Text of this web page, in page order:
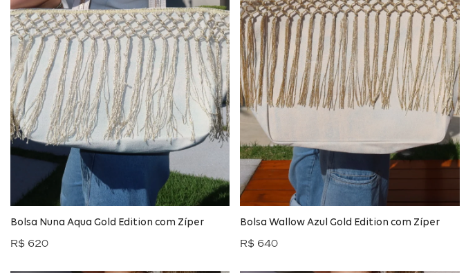
Bolsa Nuna Aqua Gold Edition com Zíper
R$ 620
Bolsa Wallow Azul Gold Edition com Zíper
R$ 640